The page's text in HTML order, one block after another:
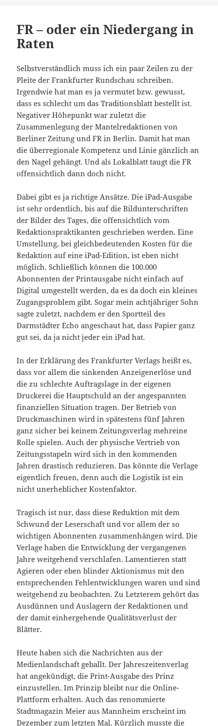
FR – oder ein Niedergang in
Raten
Selbstverständlich muss ich ein paar Zeilen zu der
Pleite der Frankfurter Rundschau schreiben.
Irgendwie hat man es ja vermutet bzw. gewusst,
dass es schlecht um das Traditionsblatt bestellt ist.
Negativer Höhepunkt war zuletzt die
Zusammenlegung der Mantelredaktionen von
Berliner Zeitung und FR in Berlin. Damit hat man
die überregionale Kompetenz und Linie gänzlich an
den Nagel gehängt. Und als Lokalblatt taugt die FR
offensichtlich dann doch nicht.
Dabei gibt es ja richtige Ansätze. Die iPad-Ausgabe
ist sehr ordentlich, bis auf die Bildunterschriften
der Bilder des Tages, die offensichtlich vom
Redaktionspraktikanten geschrieben werden. Eine
Umstellung, bei gleichbedeutenden Kosten für die
Redaktion auf eine iPad-Edition, ist eben nicht
möglich. Schließlich können die 100.000
Abonnenten der Printausgabe nicht einfach auf
Digital umgestellt werden, da es da doch ein kleines
Zugangsproblem gibt. Sogar mein achtjähriger Sohn
sagte zuletzt, nachdem er den Sportteil des
Darmstädter Echo angeschaut hat, dass Papier ganz
gut sei, da ja nicht jeder ein iPad hat.
In der Erklärung des Frankfurter Verlags heißt es,
dass vor allem die sinkenden Anzeigenerlöse und
die zu schlechte Auftragslage in der eigenen
Druckerei die Hauptschuld an der angespannten
finanziellen Situation tragen. Der Betrieb von
Druckmaschinen wird in spätestens fünf Jahren
ganz sicher bei keinem Zeitungsverlag mehreine
Rolle spielen. Auch der physische Vertrieb von
Zeitungsstapeln wird sich in den kommenden
Jahren drastisch reduzieren. Das könnte die Verlage
eigentlich freuen, denn auch die Logistik ist ein
nicht unerheblicher Kostenfaktor.
Tragisch ist nur, dass diese Reduktion mit dem
Schwund der Leserschaft und vor allem der so
wichtigen Abonnenten zusammenhängen wird. Die
Verlage haben die Entwicklung der vergangenen
Jahre weitgehend verschlafen. Lamentieren statt
Agieren oder eben blinder Aktionismus mit den
entsprechenden Fehlentwicklungen waren und sind
weitgehend zu beobachten. Zu Letzterem gehört das
Ausdünnen und Auslagern der Redaktionen und
der damit einhergehende Qualitätsverlust der
Blätter.
Heute haben sich die Nachrichten aus der
Medienlandschaft geballt. Der Jahreszeitenverlag
hat angekündigt, die Print-Ausgabe des Prinz
einzustellen. Im Prinzip bleibt nur die Online-
Plattform erhalten. Auch das renommierte
Stadtmagazin Meier aus Mannheim erscheint im
Dezember zum letzten Mal. Kürzlich musste die